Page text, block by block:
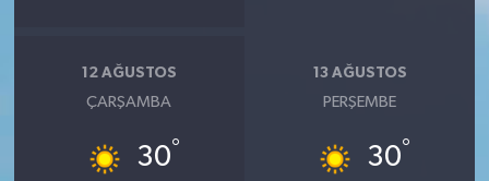
12 AĞUSTOS
ÇARŞAMBA
30°
13 AĞUSTOS
PERŞEMBE
30°